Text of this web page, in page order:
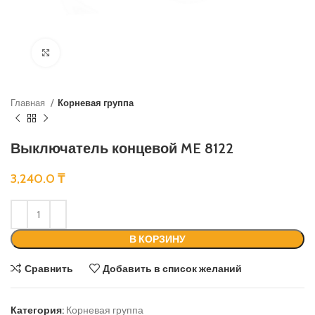
Главная Корневая группа
Выключатель концевой ME 8122
3,240.0 ₸
В КОРЗИНУ
Сравнить Добавить в список желаний
Категория: Корневая группа